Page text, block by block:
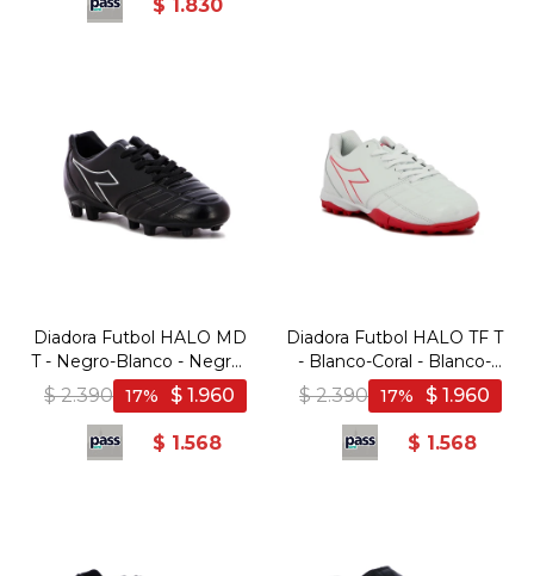
$ 1.830
Diadora Futbol HALO MD
T - Negro-Blanco - Negro-
Blanco
$ 2.390 $ 1.960
17
$ 1.568
Diadora Futbol HALO TF T
- Blanco-Coral - Blanco-
Coral
$ 2.390 $ 1.960
17
$ 1.568